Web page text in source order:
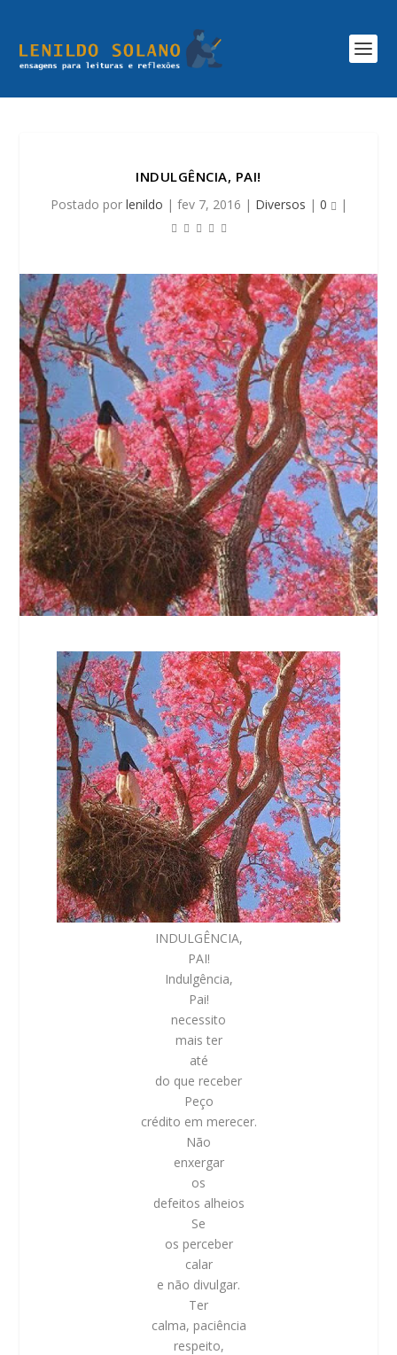
INDULGÊNCIA, PAI!
Postado por lenildo | fev 7, 2016 | Diversos | 0 |
INDULGÊNCIA,
PAI!
Indulgência,
Pai!
necessito
mais ter
até
do que receber
Peço
crédito em merecer.
Não
enxergar
os
defeitos alheios
Se
os perceber
calar
e não divulgar.
Ter
calma, paciência
respeito,